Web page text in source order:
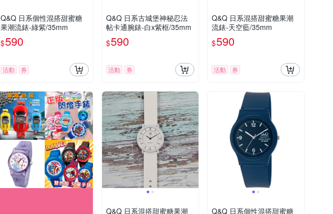
Q&Q 日系個性混搭甜蜜糖
果潮流錶-綠紫/35mm
$590
活動 券
Q&Q 日系古城堡神秘忍法
帖卡通腕錶-白x紫框/35mm
$590
活動 券
Q&Q 日系混搭甜蜜糖果潮
流錶-天空藍/35mm
$590
活動 券
Q&Q 日系混搭甜蜜糖果潮
Q&Q 日系個性混搭甜蜜糖